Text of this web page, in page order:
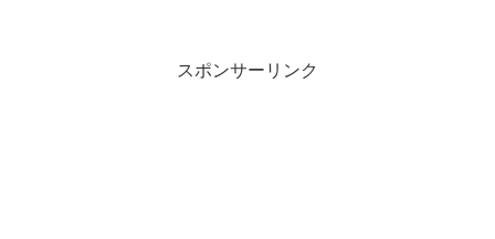
スポンサーリンク